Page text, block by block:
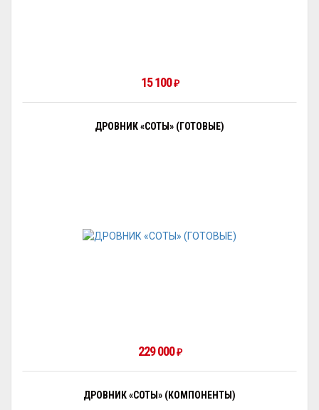
15 100₽
ДРОВНИК «СОТЫ» (ГОТОВЫЕ)
229 000₽
ДРОВНИК «СОТЫ» (КОМПОНЕНТЫ)